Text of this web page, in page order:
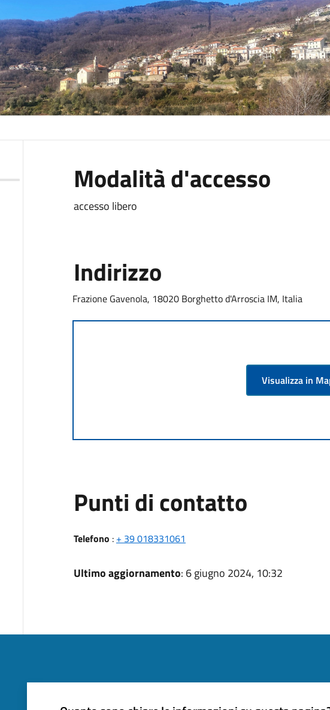
Modalità d'accesso
accesso libero
Indirizzo
Frazione Gavenola, 18020 Borghetto d'Arroscia IM, Italia
Visualizza in
Punti di contatto
Telefono : + 39 018331061
Ultimo aggiornamento: 6 giugno 2024, 10:32